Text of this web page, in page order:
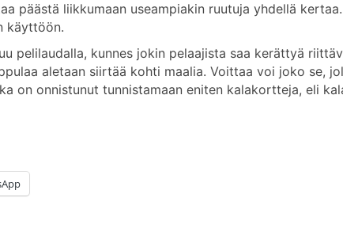
päästä liikkumaan useampiakin ruutuja yhdellä
käyttöön.
pelilaudalla, kunnes jokin pelaajista saa kerättyä
aletaan siirtää kohti maalia. Voittaa voi joko se,
on onnistunut tunnistamaan eniten kalakortteja, eli